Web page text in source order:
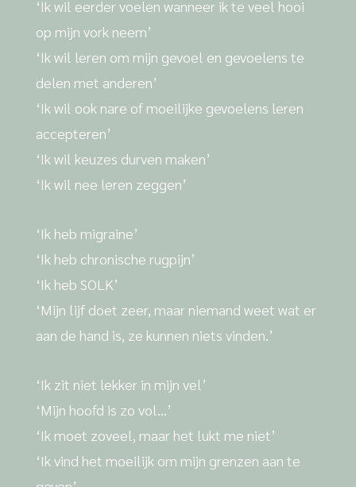
‘Ik wil eerder voelen wanneer ik te veel hooi
op mijn vork neem’
‘Ik wil leren om mijn gevoel en gevoelens te
delen met anderen’
‘Ik wil ook nare of moeilijke gevoelens leren
accepteren’
‘Ik wil keuzes durven maken’
‘Ik wil nee leren zeggen’
‘Ik heb migraine’
‘Ik heb chronische rugpijn’
‘Ik heb SOLK’
‘Mijn lijf doet zeer, maar niemand weet wat er
aan de hand is, ze kunnen niets vinden.’
‘Ik zit niet lekker in mijn vel’
‘Mijn hoofd is zo vol…’
‘Ik moet zoveel, maar het lukt me niet’
‘Ik vind het moeilijk om mijn grenzen aan te